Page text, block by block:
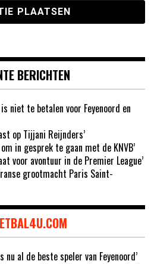
BERICHTEN
niet te betalen voor Feyenoord en
op Tijjani Reijnders’
in gesprek te gaan met de KNVB’
voor avontuur in de Premier League’
grootmacht Paris Saint-
nu al de beste speler van Feyenoord’